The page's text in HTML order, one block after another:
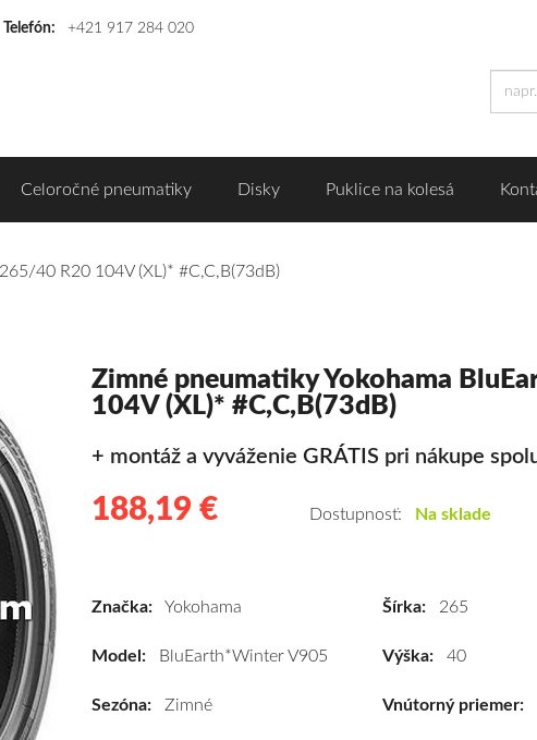
Telefón: +421 917 284 020
Celoročné pneumatiky Disky Puklice na kolesá
40 R20 104V (XL)* #C,C,B(73dB)
Zimné pneumatiky Yokohama
104V (XL)* #C,C,B(73dB)
+ montáž a vyváženie GRÁTIS pri nákupe
188,19 €
osobné
vozidlo
Dostupnosť: Na sklade
Značka: Yokohama
Model: BluEarth*Winter V905
Sezóna: Zimné
Šírka:265
Výška:40
Vnútorný priemer: